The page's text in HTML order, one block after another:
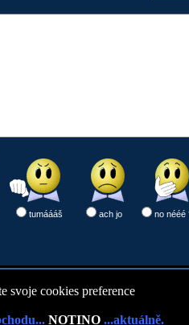
tumáááš ach jo no nééé
svoje cookies preference
NOTINO ...aktuálně.